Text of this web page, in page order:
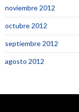
noviembre 2012
octubre 2012
septiembre 2012
agosto 2012